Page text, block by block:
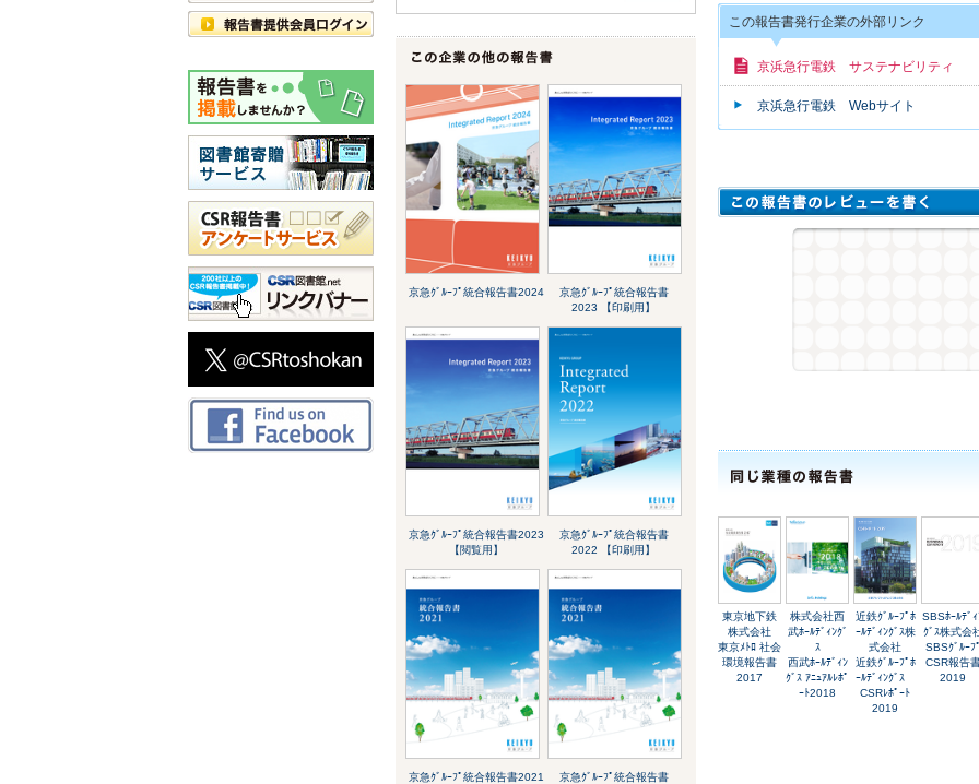
京急ｸﾞﾙｰﾌﾟ統合報告書2024
京急ｸﾞﾙｰﾌﾟ統合報告書
2023 【印刷用】
京急ｸﾞﾙｰﾌﾟ統合報告書2023
【閲覧用】
京急ｸﾞﾙｰﾌﾟ統合報告書
2022 【印刷用】
京急ｸﾞﾙｰﾌﾟ統合報告書2021
京急ｸﾞﾙｰﾌﾟ統合報告書
この報告書発行企業の外部リンク
京浜急行電鉄 サステナビリティ
京浜急行電鉄 Webサイト
東京地下鉄
株式会社
東京ﾒﾄﾛ 社会
環境報告書
2017
株式会社西
武ﾎｰﾙﾃﾞｨﾝｸﾞ
ｽ
西武ﾎｰﾙﾃﾞｨﾝ
ｸﾞｽ ｱﾆｭｱﾙﾚﾎﾟ
ｰﾄ2018
近鉄ｸﾞﾙｰﾌﾟﾎ
ｰﾙﾃﾞｨﾝｸﾞｽ株
式会社
近鉄ｸﾞﾙｰﾌﾟﾎ
ｰﾙﾃﾞｨﾝｸﾞｽ
CSRﾚﾎﾟｰﾄ
2019
SBSﾎｰﾙﾃﾞ
ｸﾞｽ株式会
SBSｸﾞﾙｰﾌﾟ
CSR報告
2019